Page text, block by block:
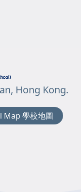
Hong Kong.
Map 學校地圖